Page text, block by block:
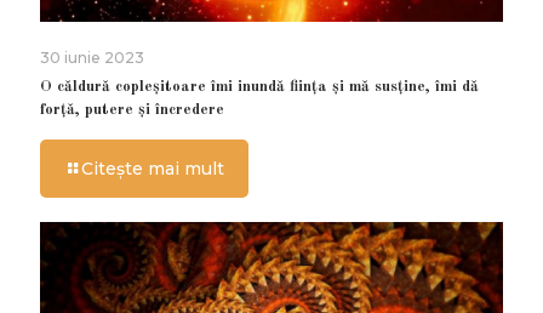
30 iunie 2023
O căldură copleșitoare îmi inundă ființa și mă susține, îmi dă
forță, putere și încredere
Citește mai mult